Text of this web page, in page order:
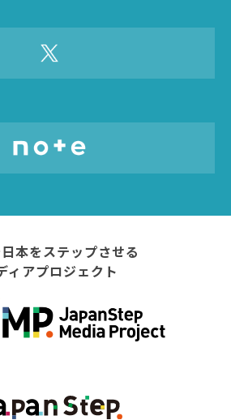
本をステップさせる
ィアプロジェクト